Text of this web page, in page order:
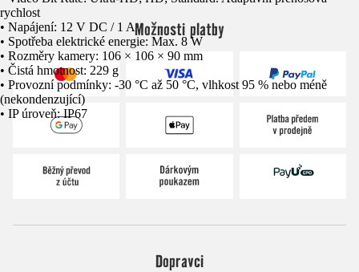
rychlost
• Napájení: 12 V DC / 1 A
• Spotřeba elektrické energie: Max. 8 W
• Rozměry kamery: 106 × 106 × 90 mm
• Čistá hmotnost: 229 g
• Provozní podmínky: -30 °C až 50 °C, vlhkost 95 % nebo méně
(nekondenzující)
• IP úroveň: IP67
Možnosti platby
Dopravci